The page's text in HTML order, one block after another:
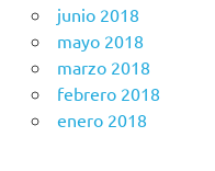
junio 2018
mayo 2018
marzo 2018
febrero 2018
enero 2018